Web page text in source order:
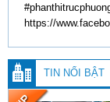
https://
TIN NỔI BẬT